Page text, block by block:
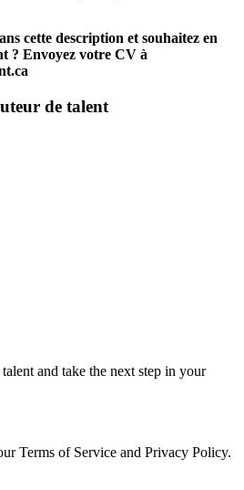
cette description et souhaitez en
? Envoyez votre CV à
de talent
and take the next step in your
Terms of Service and Privacy Policy.